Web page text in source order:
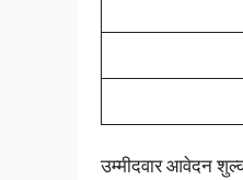
उम्मीदवार आवेदन